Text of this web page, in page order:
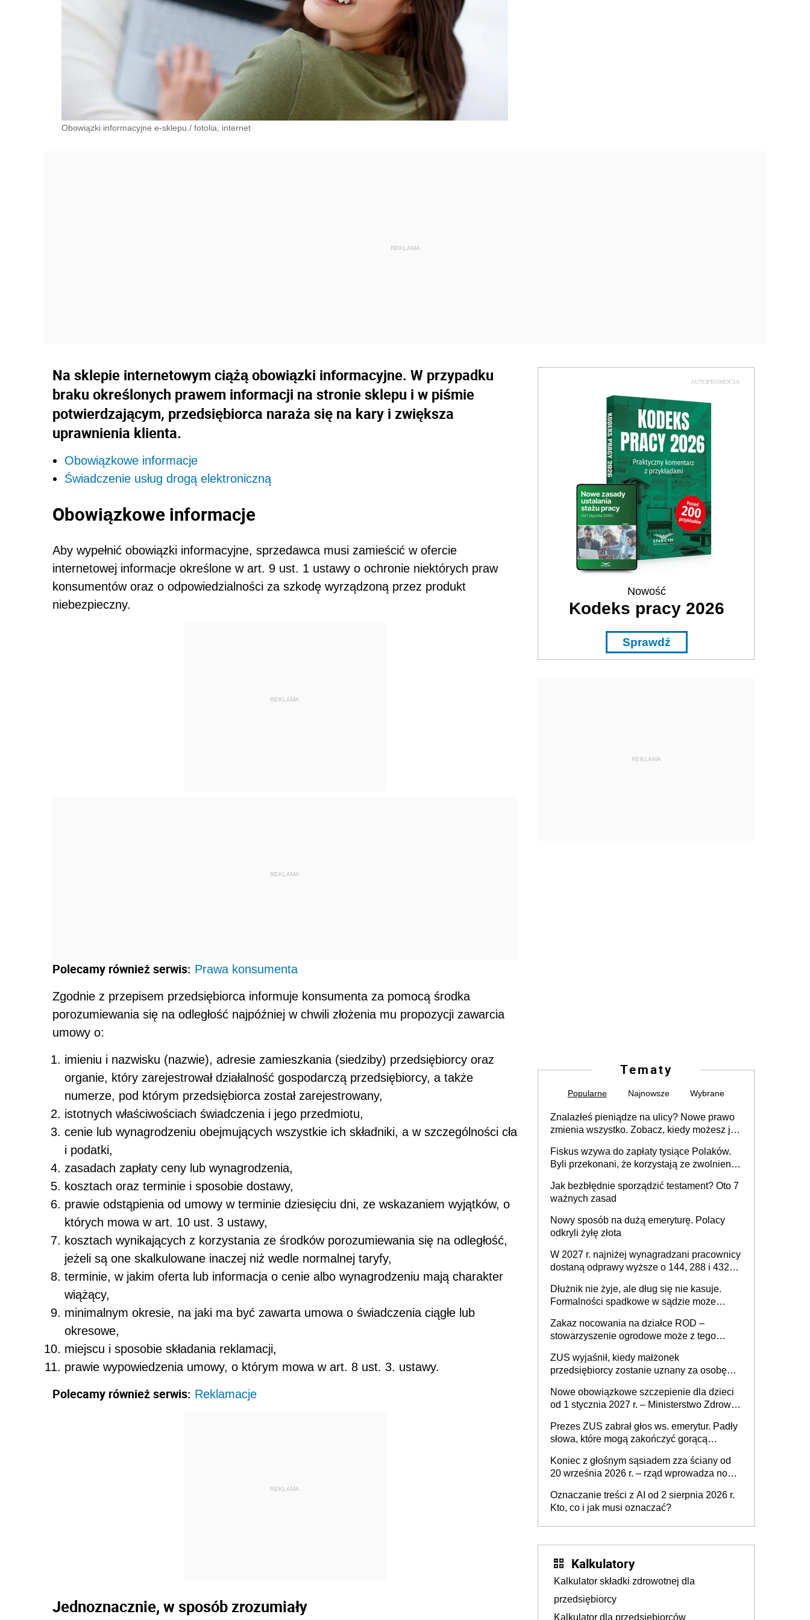
Obowiązki informacyjne e-sklepu./ fotolia, internet
Na sklepie internetowym ciążą obowiązki informacyjne. W przypadku
braku określonych prawem informacji na stronie sklepu i w piśmie
potwierdzającym, przedsiębiorca naraża się na kary i zwiększa
uprawnienia klienta.
Obowiązkowe informacje
Świadczenie usług drogą elektroniczną
Obowiązkowe informacje
Aby wypełnić obowiązki informacyjne, sprzedawca musi zamieścić w ofercie
internetowej informacje określone w art. 9 ust. 1 ustawy o ochronie niektórych praw
konsumentów oraz o odpowiedzialności za szkodę wyrządzoną przez produkt
niebezpieczny.
REKLAMA
REKLAMA
Polecamy również serwis: Prawa konsumenta
Zgodnie z przepisem przedsiębiorca informuje konsumenta za pomocą środka
porozumiewania się na odległość najpóźniej w chwili złożenia mu propozycji zawarcia
umowy o:
imieniu i nazwisku (nazwie), adresie zamieszkania (siedziby) przedsiębiorcy oraz
organie, który zarejestrował działalność gospodarczą przedsiębiorcy, a także
numerze, pod którym przedsiębiorca został zarejestrowany,
istotnych właściwościach świadczenia i jego przedmiotu,
cenie lub wynagrodzeniu obejmujących wszystkie ich składniki, a w szczególności cła
i podatki,
zasadach zapłaty ceny lub wynagrodzenia,
kosztach oraz terminie i sposobie dostawy,
prawie odstąpienia od umowy w terminie dziesięciu dni, ze wskazaniem wyjątków, o
których mowa w art. 10 ust. 3 ustawy,
kosztach wynikających z korzystania ze środków porozumiewania się na odległość,
jeżeli są one skalkulowane inaczej niż wedle normalnej taryfy,
terminie, w jakim oferta lub informacja o cenie albo wynagrodzeniu mają charakter
wiążący,
minimalnym okresie, na jaki ma być zawarta umowa o świadczenia ciągłe lub
okresowe,
miejscu i sposobie składania reklamacji,
prawie wypowiedzenia umowy, o którym mowa w art. 8 ust. 3. ustawy.
Polecamy również serwis: Reklamacje
REKLAMA
Jednoznacznie, w sposób zrozumiały
AUTOPROMOCJA
Nowość
Kodeks pracy 2026
Sprawdź
REKLAMA
Tematy
Popularne Najnowsze Wybrane
Znalazłeś pieniądze na ulicy? Nowe prawo
zmienia wszystko. Zobacz, kiedy możesz je
Fiskus wzywa do zapłaty tysiące Polaków.
Byli przekonani, że korzystają ze zwolnienia
Jak bezbłędnie sporządzić testament? Oto 7
ważnych zasad
Nowy sposób na dużą emeryturę. Polacy
odkryli żyłę złota
W 2027 r. najniżej wynagradzani pracownicy
dostaną odprawy wyższe o 144, 288 i 432
Dłużnik nie żyje, ale dług się nie kasuje.
Formalności spadkowe w sądzie może
zmarłego
Zakaz nocowania na działce ROD –
stowarzyszenie ogrodowe może z tego
działki (wypowiedzieć dzierżawę)?
ZUS wyjaśnił, kiedy małżonek
przedsiębiorcy zostanie uznany za osobę
Nowe obowiązkowe szczepienie dla dzieci
od 1 stycznia 2027 r. – Ministerstwo Zdrowia
2027 r.
Prezes ZUS zabrał głos ws. emerytur. Padły
słowa, które mogą zakończyć gorącą
Koniec z głośnym sąsiadem zza ściany od
20 września 2026 r. – rząd wprowadza nowe
mieszkańców
Oznaczanie treści z AI od 2 sierpnia 2026 r.
Kto, co i jak musi oznaczać?
Kalkulatory
Kalkulator składki zdrowotnej dla
przedsiębiorcy
Kalkulator dla przedsiębiorców